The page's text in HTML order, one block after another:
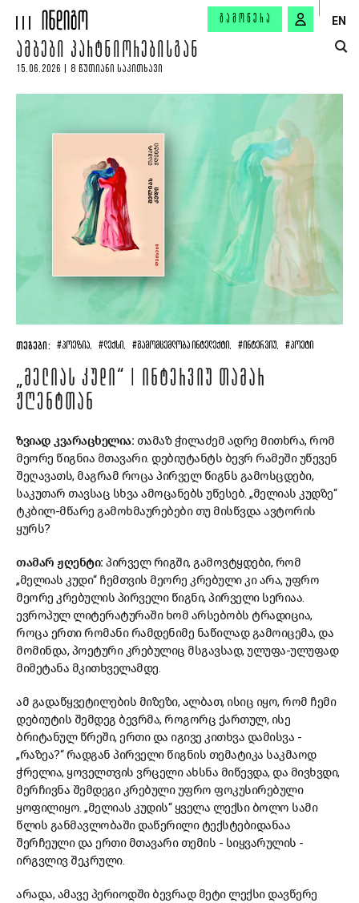
ᲒᲐᲛᲝᲬᲔᲠᲐ EN
ᲐᲛᲑᲔᲑᲘ ᲞᲐᲠᲢᲜᲘᲝᲠᲔᲑᲘᲡᲒᲐᲜ
15.06.2026 | 8 ᲬᲣᲗᲘᲐᲜᲘ ᲡᲐᲙᲘᲗᲮᲐᲕᲘ
ᲗᲔᲒᲔᲑᲘ: #ᲞᲝᲔᲖᲘᲐ, #ᲚᲔᲥᲡᲘ, #ᲒᲐᲛᲝᲛᲪᲔᲛᲚᲝᲑᲐ ᲘᲜᲢᲔᲚᲔᲥᲢᲘ, #ᲘᲜᲢᲔᲠᲕᲘᲣ, #ᲞᲝᲔᲢᲘ
„ᲛᲔᲚᲘᲐᲡ ᲙᲣᲓᲘ“ | ᲘᲜᲢᲔᲠᲕᲘᲣ ᲗᲐᲛᲐᲠ
ᲟᲦᲔᲜᲢᲗᲐᲜ
ზვიად კვარაცხელია: თამაზ ჭილაძემ ადრე მითხრა, რომ
მეორე წიგნია მთავარი. დებიუტანტს ბევრ რამეში უწევენ
შეღავათს, მაგრამ როცა პირველ წიგნს გამოსცდები,
საკუთარ თავსაც სხვა ამოცანებს უწესებ. „მელიას კუდზე“
ტკბილ-მწარე გამოხმაურებები თუ მისწვდა ავტორის
ყურს?
თამარ ჟღენტი: პირველ რიგში, გამოვტყდები, რომ
„მელიას კუდი“ ჩემთვის მეორე კრებული კი არა, უფრო
მეორე კრებულის პირველი წიგნი, პირველი სერიაა.
ევროპულ ლიტერატურაში ხომ არსებობს ტრადიცია,
როცა ერთი რომანი რამდენიმე ნაწილად გამოიცემა, და
მომინდა, პოეტური კრებულიც მსგავსად, ულუფა-ულუფად
მიმეტანა მკითხველამდე.
ამ გადაწყვეტილების მიზეზი, ალბათ, ისიც იყო, რომ ჩემი
დებიუტის შემდეგ ბევრმა, როგორც ქართულ, ისე
ბრიტანულ წრეში, ერთი და იგივე კითხვა დამისვა -
„რაზეა?“ რადგან პირველი წიგნის თემატიკა საკმაოდ
ჭრელია, ყოველთვის ვრცელი ახსნა მიწევდა, და მივხვდი,
მერჩივნა შემდეგი კრებული უფრო ფოკუსირებული
ყოფილიყო. „მელიას კუდის“ ყველა ლექსი ბოლო სამი
წლის განმავლობაში დაწერილი ტექსტებიდანაა
შერჩეული და ერთი მთავარი თემის - სიყვარულის -
ირგვლივ შეკრული.
არადა, ამავე პერიოდში ბევრად მეტი ლექსი დავწერე